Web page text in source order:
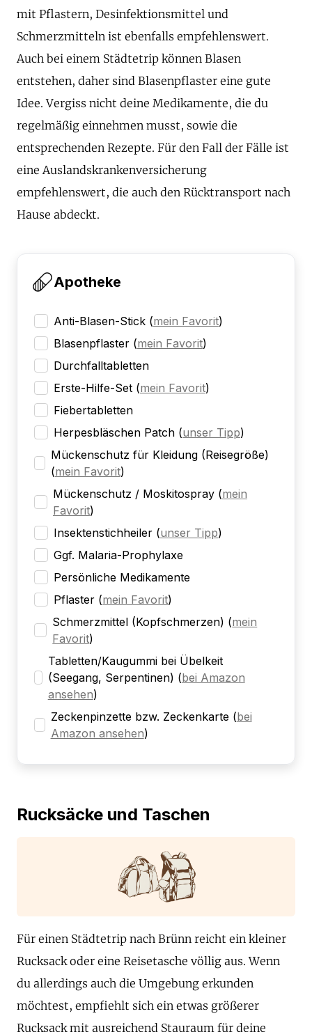
mit Pflastern, Desinfektionsmittel und
Schmerzmitteln ist ebenfalls empfehlenswert.
Auch bei einem Städtetrip können Blasen
entstehen, daher sind Blasenpflaster eine gute
Idee. Vergiss nicht deine Medikamente, die du
regelmäßig einnehmen musst, sowie die
entsprechenden Rezepte. Für den Fall der Fälle ist
eine Auslandskrankenversicherung
empfehlenswert, die auch den Rücktransport nach
Hause abdeckt.
Apotheke
Anti-Blasen-Stick (mein Favorit)
Blasenpflaster (mein Favorit)
Durchfalltabletten
Erste-Hilfe-Set (mein Favorit)
Fiebertabletten
Herpesbläschen Patch (unser Tipp)
Mückenschutz für Kleidung (Reisegröße)
(mein Favorit)
Mückenschutz / Moskitospray (mein
Favorit)
Insektenstichheiler (unser Tipp)
Ggf. Malaria-Prophylaxe
Persönliche Medikamente
Pflaster (mein Favorit)
Schmerzmittel (Kopfschmerzen) (mein
Favorit)
Tabletten/Kaugummi bei Übelkeit
(Seegang, Serpentinen) (bei Amazon
ansehen)
Zeckenpinzette bzw. Zeckenkarte (bei
Amazon ansehen)
Rucksäcke und Taschen
Für einen Städtetrip nach Brünn reicht ein kleiner
Rucksack oder eine Reisetasche völlig aus. Wenn
du allerdings auch die Umgebung erkunden
möchtest, empfiehlt sich ein etwas größerer
Rucksack mit ausreichend Stauraum für deine